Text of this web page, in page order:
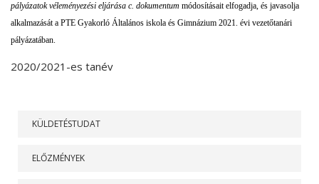
pályázatok véleményezési eljárása c. dokumentum módosításait elfogadja, és javasolja
alkalmazását a PTE Gyakorló Általános iskola és Gimnázium 2021. évi vezetőtanári
pályázatában.
2020/2021-es tanév
KÜLDETÉSTUDAT
ELŐZMÉNYEK